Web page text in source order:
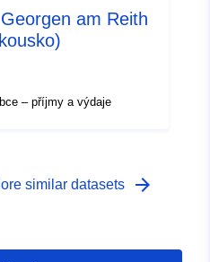
am Reith
– příjmy a výdaje
similar datasets arrow_forward